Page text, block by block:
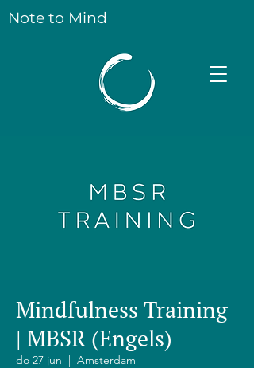
Note to Mind
Mindfulness Training
| MBSR (Engels)
do 27 jun
  |
Amsterdam